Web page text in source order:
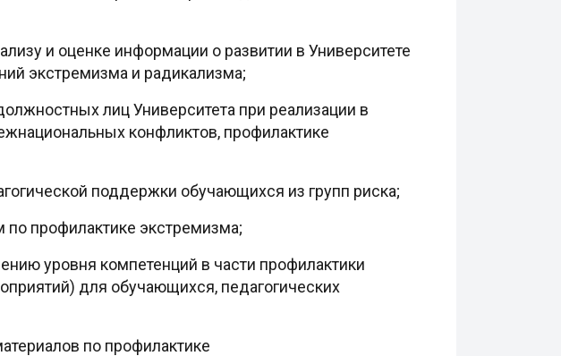
и оценке информации о развитии в Университете
экстремизма и радикализма;
лиц Университета при реализации в
конфликтов, профилактике
поддержки обучающихся из групп риска;
по профилактике экстремизма;
уровня компетенций в части профилактики
для обучающихся, педагогических
по профилактике